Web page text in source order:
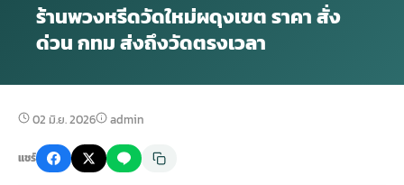
ดอกไม้หน้าศพ
จัดดอกไม้หน้าศพ
พวงหรีด กรุงเทพ
สั่งพวงหรีด
มรุสีขาว
ไม้งานแต่ง
ไม้งานแต่ง ราคาถูก
พวงหรีดพัดลม
พวงหรีดพัดลม ราคาถูก
รับจัดงานศพ
รับจัดงานศพ ครบวงจร
ร้านพวงหรีดวัดใหม่ผดุงเขต ราคา สั่ง
ด่วน กทม ส่งถึงวัดตรงเวลา
02 มิ.ย. 2026 admin
แชร์